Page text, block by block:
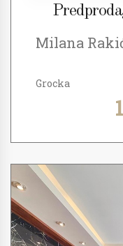
Milana
Grocka